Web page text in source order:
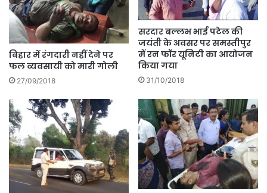
बिहार में रंगदारी नहीं देने पर
फल व्यवसायी को मारी गोली
27/09/2018
सरदार बल्लभ भाई पटेल की
जयंती के अवसर पर समस्तीपुर
में रन फॉर यूनिटी का आयोजन
किया गया
31/10/2018